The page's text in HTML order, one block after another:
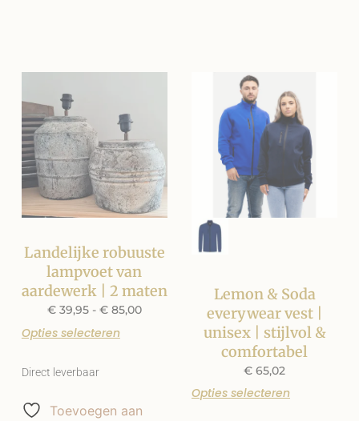
Landelijke robuuste
lampvoet van
aardewerk | 2 maten
€39,95 - €85,00
Opties selecteren
Direct leverbaar
Toevoegen aan
Lemon & Soda
everywear vest |
unisex | stijlvol &
comfortabel
€ 65,02
Opties selecteren